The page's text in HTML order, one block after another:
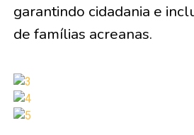
garantindo cidadania e
de famílias acreanas.